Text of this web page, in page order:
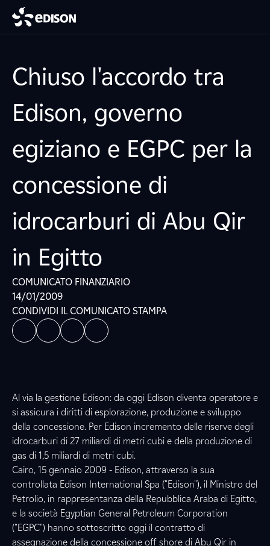
Chiuso l'accordo tra
Edison, governo
egiziano e EGPC per la
concessione di
idrocarburi di Abu Qir
in Egitto
COMUNICATO FINANZIARIO
14/01/2009
CONDIVIDI IL COMUNICATO STAMPA
Al via la gestione Edison: da oggi Edison diventa operatore e
si assicura i diritti di esplorazione, produzione e sviluppo
della concessione. Per Edison incremento delle riserve degli
idrocarburi di 27 miliardi di metri cubi e della produzione di
gas di 1,5 miliardi di metri cubi.
Cairo, 15 gennaio 2009 - Edison, attraverso la sua
controllata Edison International Spa ("Edison"), il Ministro del
Petrolio, in rappresentanza della Repubblica Araba di Egitto,
e la società Egyptian General Petroleum Corporation
("EGPC") hanno sottoscritto oggi il contratto di
assegnazione della concessione off shore di Abu Qir in